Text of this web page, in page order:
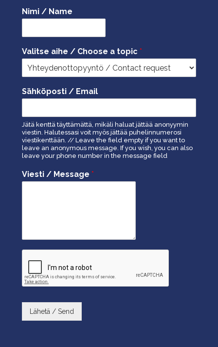
Nimi / Name
Valitse aihe / Choose a topic *
Sähköposti / Email
Jätä kenttä täyttämättä, mikäli haluat jättää anonyymin
viestin. Halutessasi voit myös jättää puhelinnumerosi
viestikenttään. // Leave the field empty if you want to
leave an anonymous message. If you wish, you can also
leave your phone number in the message field
Viesti / Message *
Lähetä / Send